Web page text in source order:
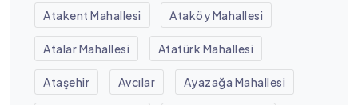
Atakent Mahallesi Ataköy Mahallesi
Atalar Mahallesi Atatürk Mahallesi
Ataşehir Avcılar Ayazağa Mahallesi